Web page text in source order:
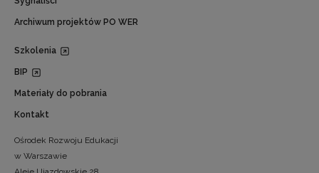
Archiwum projektów PO WER
Szkolenia
BIP
Materiały do pobrania
Kontakt
Ośrodek Rozwoju Edukacji
w Warszawie